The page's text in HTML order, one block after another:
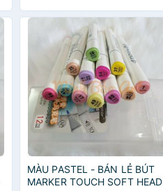
MÀU PASTEL - BÁN LẺ BÚT
MARKER TOUCH SOFT HEAD